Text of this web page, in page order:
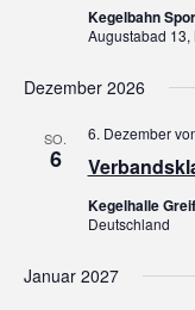
Kegelbahn
Augustabad 13,
Dezember 2026
SO.
6
6. Dezember
Kegelhalle
Deutschland
Januar 2027